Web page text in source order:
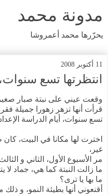
مدونة محمد
يحرّرها محمد أعمروشا
11 أكتوبر 2008
انتظرتها تسع
وقعت عيني على نبتة صبار
قرأت أنها تزهر زهورا جميلة
تسع سنوات، أيام الدراسة
اخترت لها مكانا في البيت،
غير،
مر الأسبوع الأول، الثاني و
ما زالت النبتة كما هي، جماد لا
ما بها يا ترى؟
أقنعوني أنها بطيئة النمو، و ذلك